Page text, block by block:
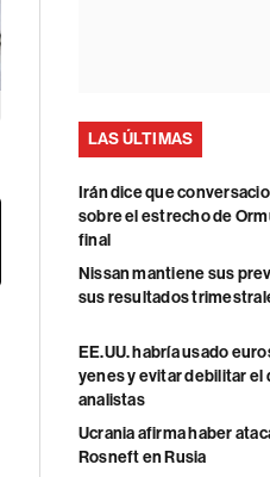
LAS ÚLTIMAS
Irán dice que
sobre el estrecho de
final
Nissan mantiene sus
sus resultados
EE.UU. habría usado
yenes y evitar debilitar el
analistas
Ucrania afirma haber
Rosneft en Rusia